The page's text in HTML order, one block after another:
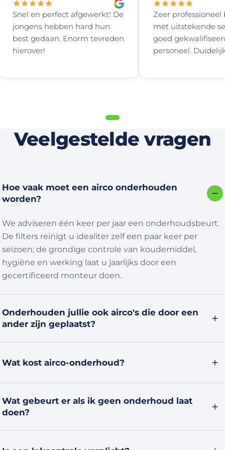
Snel en perfect afgewerkt! De
jongens hebben hard hun
best gedaan. Enorm tevreden
hierover!
Zeer professioneel
met uitstekende
goed
personeel.
zonder het
onder het gras.
door te het
klaar en
Veelgestelde vragen
Hoe vaak moet een airco onderhouden
worden?
We adviseren één keer per jaar een onderhoudsbeurt.
De filters reinigt u idealiter zelf een paar keer per
seizoen; de grondige controle van koudemiddel,
hygiëne en werking laat u jaarlijks door een
gecertificeerd monteur doen.
Onderhouden jullie ook airco's die door een
ander zijn geplaatst?
als de installatie niet door ons is uitgevoerd. U bent
Wat kost airco-onderhoud?
werken graag met een onderhoudsabonnement
zodat u er niet meer naar om hoeft te kijken, maar een
eenmalige beurt kan ook. Vraag vrijblijvend naar de
Wat gebeurt er als ik geen onderhoud laat
doen?